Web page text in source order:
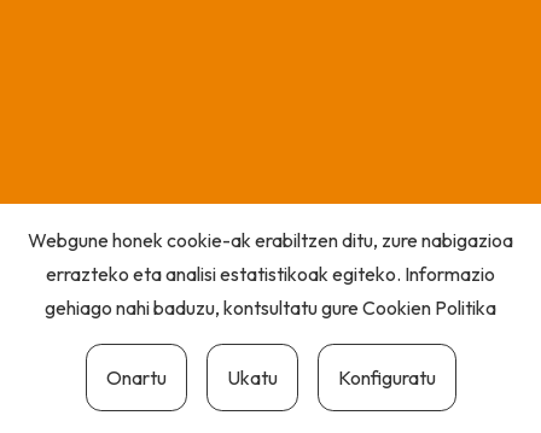
Webgune honek cookie-ak erabiltzen ditu, zure nabigazioa
errazteko eta analisi estatistikoak egiteko. Informazio
gehiago nahi baduzu, kontsultatu gureCookien Politika
Onartu Ukatu Konfiguratu